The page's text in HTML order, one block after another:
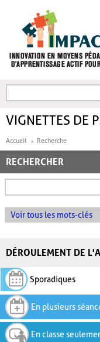
FORMULAIRE DE
VIGNETTES DE
Accueil Recherche
RECHERCHER
Voir tous les mots-clés
DÉROULEMENT DE
Sporadiques
En plusieurs
En classe